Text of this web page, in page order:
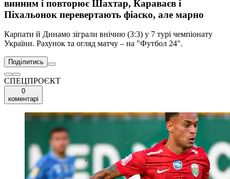
винним і повторює Шахтар, Караваєв і
Піхальонок перевертають фіаско, але марно
Карпати й Динамо зіграли внічию (3:3) у 7 турі чемпіонату
України. Рахунок та огляд матчу – на "Футбол 24".
Поділитись
СПЕЦПРОЄКТ
0
коментарі